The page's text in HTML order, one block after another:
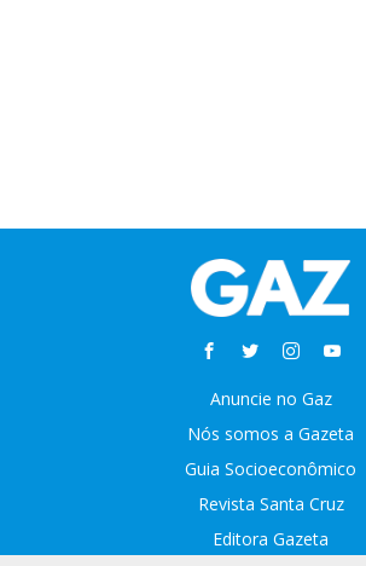
Anuncie no Gaz
Nós somos a Gazeta
Guia Socioeconômico
Revista Santa Cruz
Editora Gazeta